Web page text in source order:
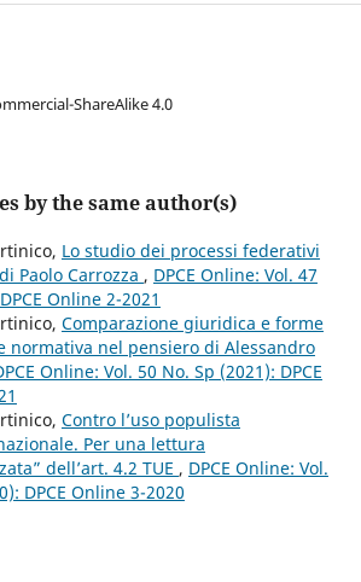
ShareAlike 4.0
by the same author(s)
Lo studio dei processi federativi
Paolo Carrozza , DPCE Online: Vol. 47
Online 2-2021
Comparazione giuridica e forme
normativa nel pensiero di Alessandro
Online: Vol. 50 No. Sp (2021): DPCE
Contro l’uso populista
Per una lettura
dell’art. 4.2 TUE , DPCE Online: Vol.
DPCE Online 3-2020